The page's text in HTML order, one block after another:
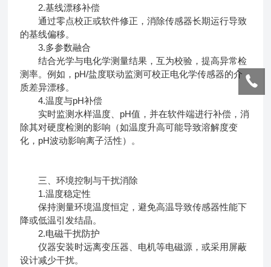
2.基线漂移补偿
通过零点校正或软件修正，消除传感器长期运行导致
的基线偏移。
3.多参数融合
结合光学与电化学测量结果，互为校验，提高异常检
测率。例如，pH/盐度联动监测可校正电化学传感器的介
质差异漂移。
4.温度与pH补偿
实时监测水样温度、pH值，并在软件端进行补偿，消
除其对硬度检测的影响（如温度升高可能导致溶解度变
化，pH波动影响离子活性）。
三、环境控制与干扰消除
1.温度稳定性
保持测量环境温度恒定，避免高温导致传感器性能下
降或低温引发结晶。
2.电磁干扰防护
仪器安装时远离变压器、电机等电磁源，或采用屏蔽
设计减少干扰。